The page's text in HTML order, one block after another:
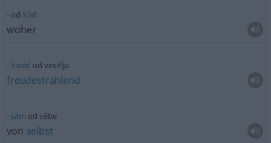
od kód
woher
žarèč od vesêlja
freudestrahlend
sám od sêbe
von selbst